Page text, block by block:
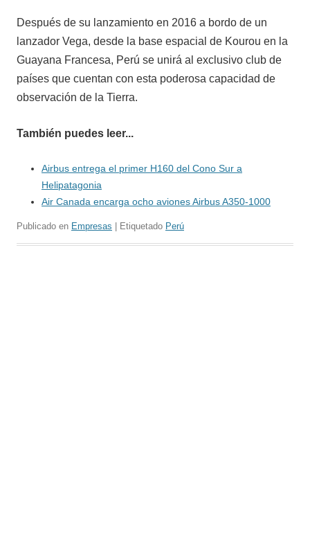
Después de su lanzamiento en 2016 a bordo de un
lanzador Vega, desde la base espacial de Kourou en la
Guayana Francesa, Perú se unirá al exclusivo club de
países que cuentan con esta poderosa capacidad de
observación de la Tierra.
También puedes leer...
Airbus entrega el primer H160 del Cono Sur a
Helipatagonia
Air Canada encarga ocho aviones Airbus A350-1000
Publicado en Empresas | Etiquetado Perú